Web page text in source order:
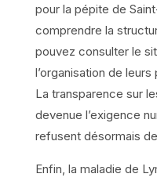
pour la pépite de
comprendre la
pouvez consulter le
l’organisation de
La transparence sur
devenue l’exigence
refusent désormais
Enfin, la maladie de